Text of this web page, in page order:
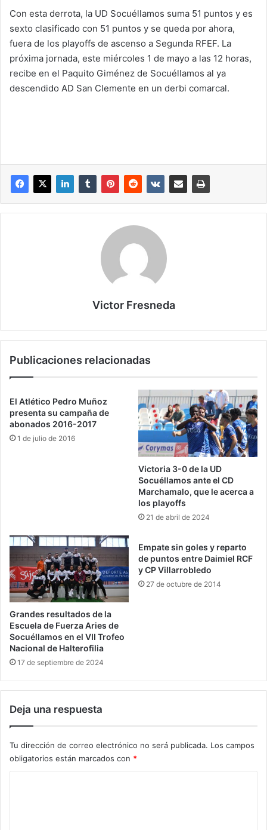
Con esta derrota, la UD Socuéllamos suma 51 puntos y es
sexto clasificado con 51 puntos y se queda por ahora,
fuera de los playoffs de ascenso a Segunda RFEF. La
próxima jornada, este miércoles 1 de mayo a las 12 horas,
recibe en el Paquito Giménez de Socuéllamos al ya
descendido AD San Clemente en un derbi comarcal.
Victor Fresneda
Publicaciones relacionadas
El Atlético Pedro Muñoz
presenta su campaña de
abonados 2016-2017
1 de julio de 2016
Victoria 3-0 de la UD
Socuéllamos ante el CD
Marchamalo, que le acerca a
los playoffs
21 de abril de 2024
Grandes resultados de la
Escuela de Fuerza Aries de
Socuéllamos en el VII Trofeo
Nacional de Halterofilia
17 de septiembre de 2024
Empate sin goles y reparto
de puntos entre Daimiel RCF
y CP Villarrobledo
27 de octubre de 2014
Deja una respuesta
Tu dirección de correo electrónico no será publicada. Los campos
obligatorios están marcados con *